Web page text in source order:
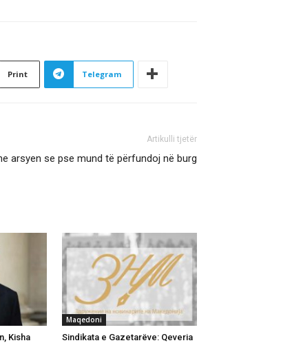
Print Telegram
Artikulli tjetër
arsyen se pse mund të përfundoj në burg
Kisha
Maqedoni
Sindikata e Gazetarëve: Qeveria